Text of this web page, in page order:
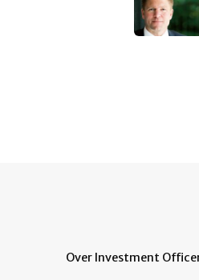
Over Investment